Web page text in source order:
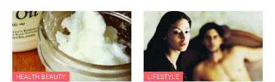
HEALTH BEAUTY LIFESTYLE